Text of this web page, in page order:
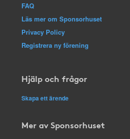
FAQ
Läs mer om Sponsorhuset
Privacy Policy
Registrera ny förening
Hjälp och frågor
Skapa ett ärende
Mer av Sponsorhuset